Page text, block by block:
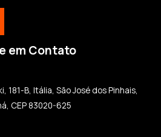
em Contato
181-B, Itália, São José dos Pinhais,
CEP 83020-625